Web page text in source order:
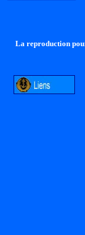
La reproduction